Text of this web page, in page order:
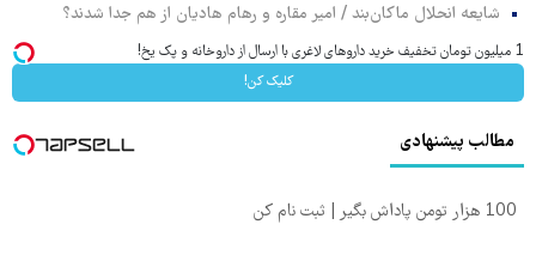
شایعه انحلال ماکان‌بند / امیر مقاره و رهام هادیان از هم جدا شدند؟
1 میلیون تومان تخفیف خرید داروهای لاغری با ارسال از داروخانه و پک یخ!
کلیک کن!
مطالب پیشنهادی
100 هزار تومن پاداش بگیر | ثبت نام کن